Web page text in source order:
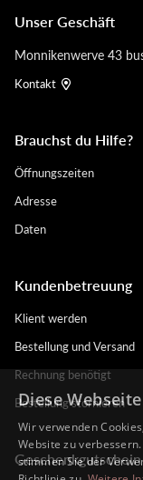
Unser Geschäft
Monnikenwerve 43
Kontakt
Brauchst du Hilfe?
Öffnungszeiten
Adresse
Daten
Kundenbetreuung
Klient werden
Bestellung und Versand
Rechnung benötigt
Bestellung stornieren
Geschenkgutschein
Diese
Wir verwenden
Website zu
stimmen Sie der